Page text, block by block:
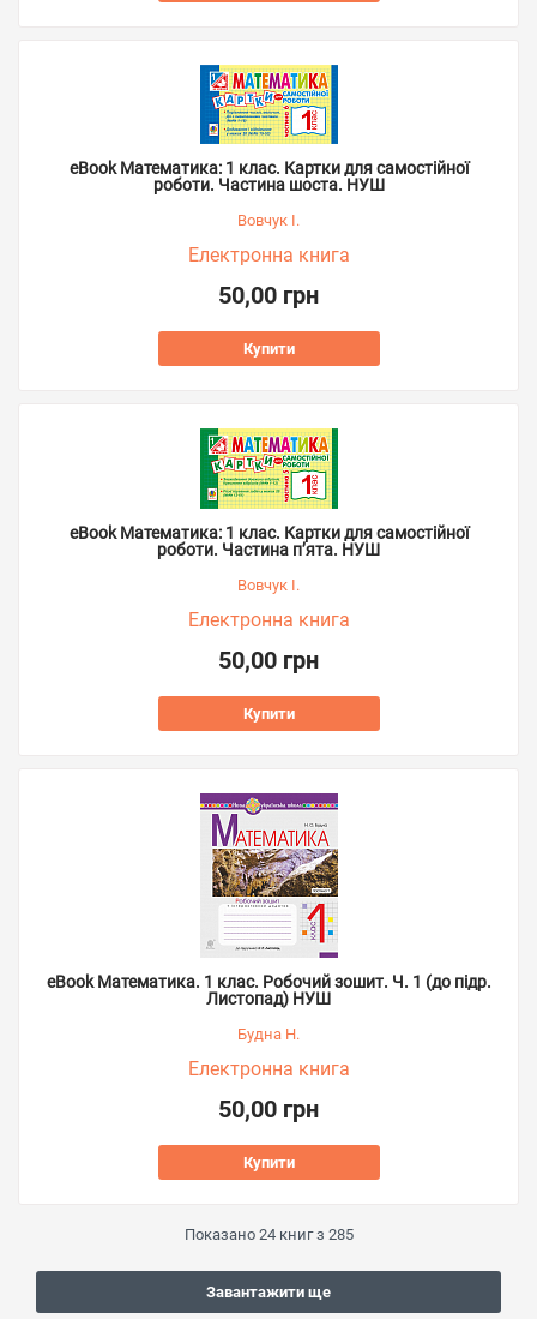
eBook Математика: 1 клас. Картки для самостійної
роботи. Частина шоста. НУШ
Вовчук І.
Електронна книга
50,00 грн
Купити
eBook Математика: 1 клас. Картки для самостійної
роботи. Частина п’ята. НУШ
Вовчук І.
Електронна книга
50,00 грн
Купити
eBook Математика. 1 клас. Робочий зошит. Ч. 1 (до підр.
Листопад) НУШ
Будна Н.
Електронна книга
50,00 грн
Купити
Показано 24книг з 285
Завантажити ще